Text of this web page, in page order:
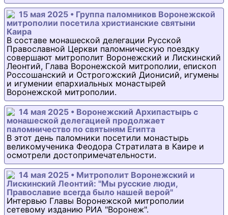
15 мая 2025 • Группа паломников Воронежской
митрополии посетила христианские святыни
Каира
В составе монашеской делегации Русской
Православной Церкви паломническую поездку
совершают митрополит Воронежский и Лискинский
Леонтий, Глава Воронежской митрополии, епископ
Россошанский и Острогожский Дионисий, игумены
и игумении епархиальных монастырей
Воронежской митрополии.
14 мая 2025 • Воронежский Архипастырь с
монашеской делегацией продолжает
паломничество по святыням Египта
В этот день паломники посетили монастырь
великомученика Феодора Стратилата в Каире и
осмотрели достопримечательности.
14 мая 2025 • Митрополит Воронежский и
Лискинский Леонтий: "Мы русские люди,
Православие всегда было нашей верой"
Интервью Главы Воронежской митрополии
сетевому изданию РИА "Воронеж".